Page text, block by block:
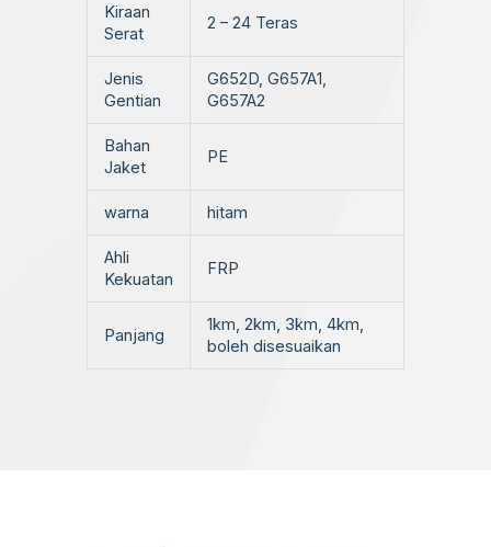
Kiraan
Serat
2 – 24 Teras
Jenis
Gentian
G652D, G657A1,
G657A2
Bahan
Jaket
PE
warna hitam
Ahli
Kekuatan
FRP
Panjang
1km, 2km, 3km, 4km,
boleh disesuaikan